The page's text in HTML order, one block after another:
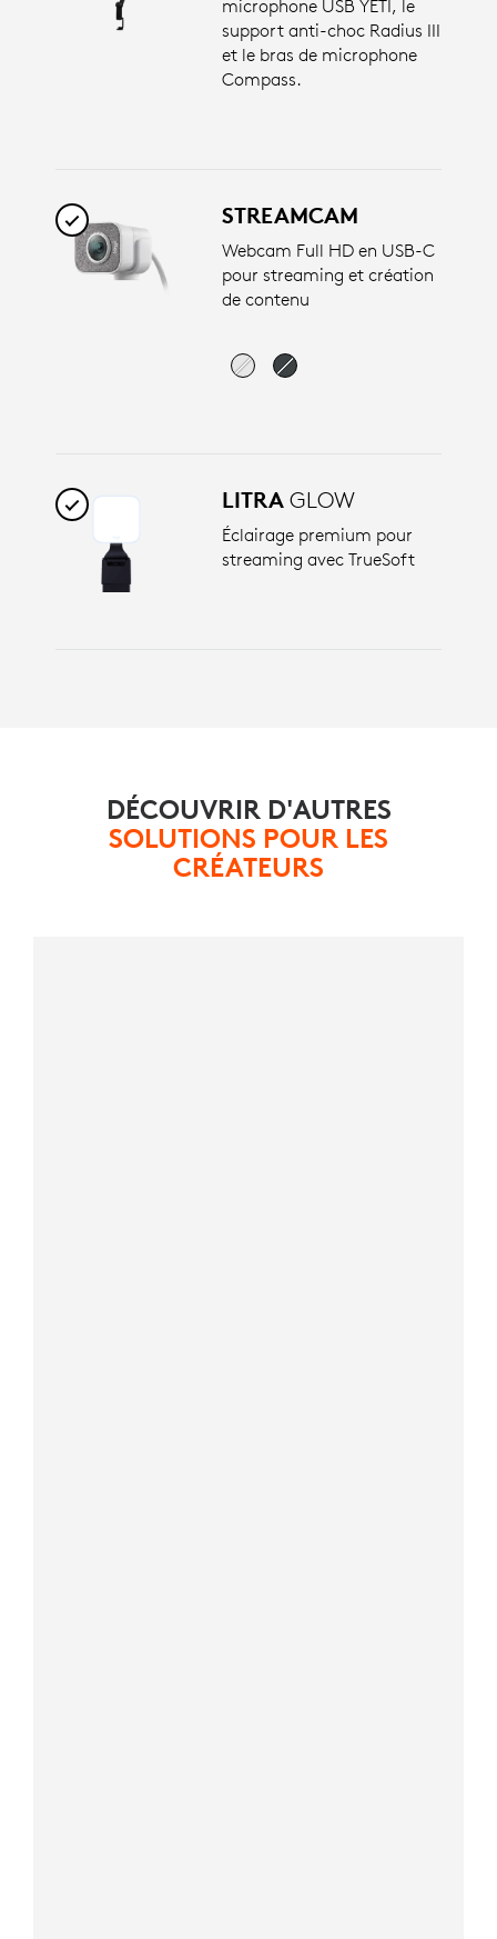
microphone USB YETI, le
support anti-choc Radius III
et le bras de microphone
Compass.
STREAMCAM
Webcam Full HD en USB-C
pour streaming et création
de contenu
LITRA GLOW
Éclairage premium pour
streaming avec TrueSoft
DÉCOUVRIR D'AUTRES
SOLUTIONS POUR LES
CRÉATEURS